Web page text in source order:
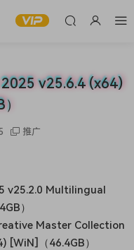
v25.6.4 (x64)
推广
v25.2.0 Multilingual
）
Master Collection
[WiN]（46.4GB）